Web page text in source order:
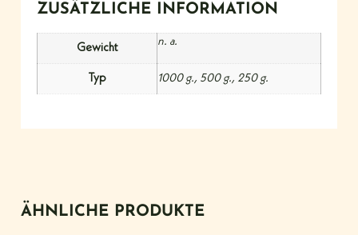
ZUSÄTZLICHE INFORMATION
Gewicht
n. a.
Typ 1000 g., 500 g., 250 g.
ÄHNLICHE PRODUKTE